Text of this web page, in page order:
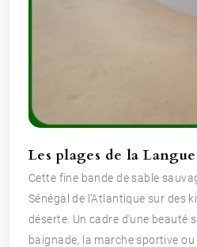
Les plages de la
Cette fine bande de sable
Sénégal de l'Atlantique sur des
déserte. Un cadre d'une beauté
baignade, la marche sportive